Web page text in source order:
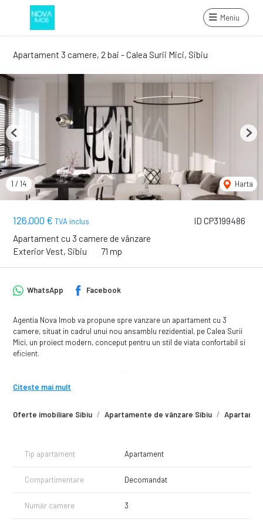
Meniu
Apartament 3 camere, 2 bai - Calea Surii Mici, Sibiu
ID CP3199486
126,000 € TVA inclus
Apartament cu 3 camere de vânzare
Exterior Vest, Sibiu
71 mp
1 / 14 Harta
Previous Next
Oferte imobiliare Sibiu Apartamente de vânzare Sibiu
WhatsApp Facebook
Agentia Nova Imob va propune spre vanzare un apartament cu 3
camere, situat in cadrul unui nou ansamblu rezidential, pe Calea Surii
Mici, un proiect modern, conceput pentru un stil de viata confortabil si
eficient.
fiind amplasata la parterul inalt al unui imobil cu regim de inaltime
Compartimentare: Living open-space cu bucatarie, Două dormitoare
• Suprafață utilă: 71 mp
Avantaje
- compartimentare moderna si eficienta;
- incalzire in pardoseala;
Citește mai mult
Tip apartament Apartament
Compartimentare Decomandat
Număr camere 3